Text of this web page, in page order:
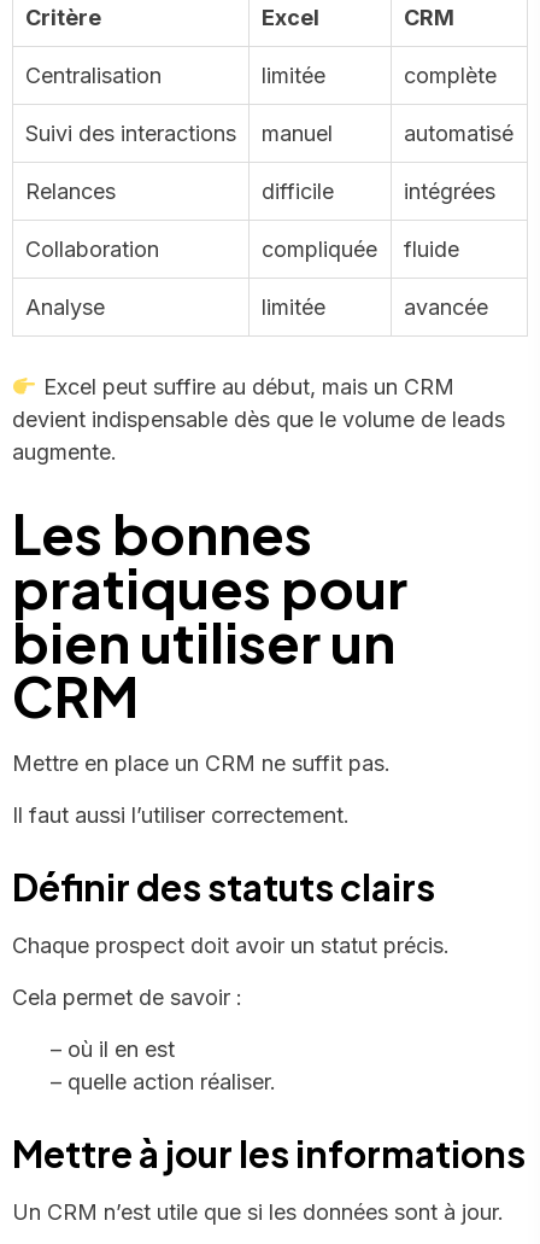
Critère Excel CRM
Centralisation limitée complète
Suivi des interactions manuel automatisé
Relances difficile intégrées
Collaboration compliquée fluide
Analyse limitée avancée
Excel peut suffire au début, mais un CRM
devient indispensable dès que le volume de leads
augmente.
Les bonnes
pratiques pour
bien utiliser un
CRM
Mettre en place un CRM ne suffit pas.
Il faut aussi l’utiliser correctement.
Définir des statuts clairs
Chaque prospect doit avoir un statut précis.
Cela permet de savoir :
– où il en est
– quelle action réaliser.
Mettre à jour les informations
Un CRM n’est utile que si les données sont à jour.